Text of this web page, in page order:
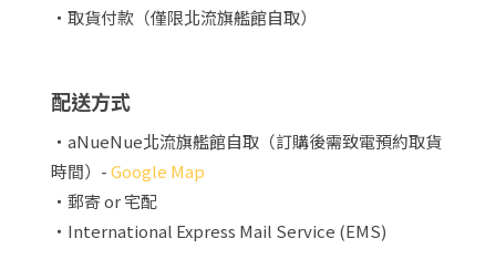
・取貨付款（僅限北流旗艦館自取）
配送方式
・aNueNue北流旗艦館自取（訂購後需致電預約取貨
時間）-Google Map
・郵寄 or 宅配
・International Express Mail Service (EMS)